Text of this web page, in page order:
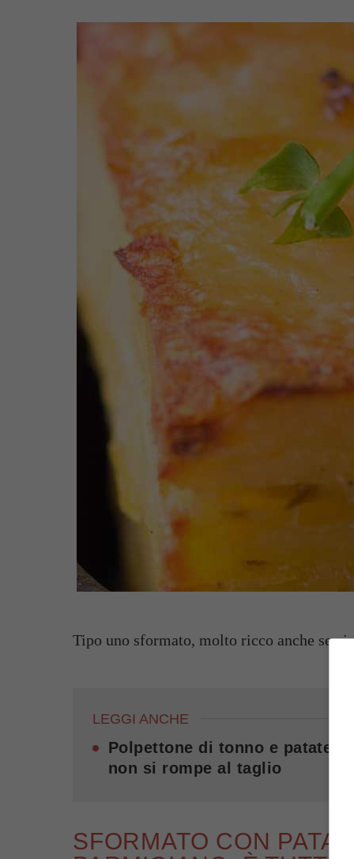
Tipo uno sformato, molto ricco anche se
LEGGI ANCHE
Polpettone di tonno e patate
non si rompe al taglio
SFORMATO CON